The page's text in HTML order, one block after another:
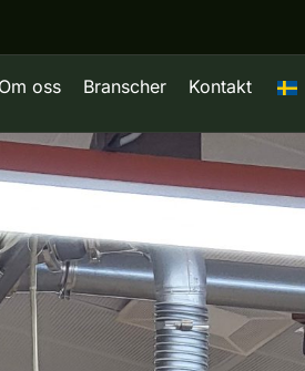
Om oss Branscher Kontakt